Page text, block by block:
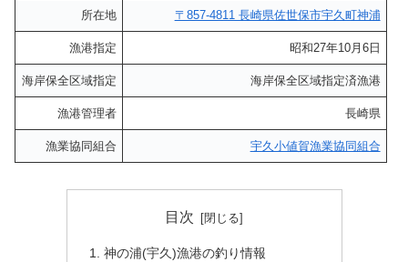
所在地 〒857-4811 長崎県佐世保市宇久町神浦
漁港指定 昭和27年10月6日
海岸保全区域指定 海岸保全区域指定済漁港
漁港管理者 長崎県
漁業協同組合 宇久小値賀漁業協同組合
目次
神の浦(宇久)漁港の釣り情報